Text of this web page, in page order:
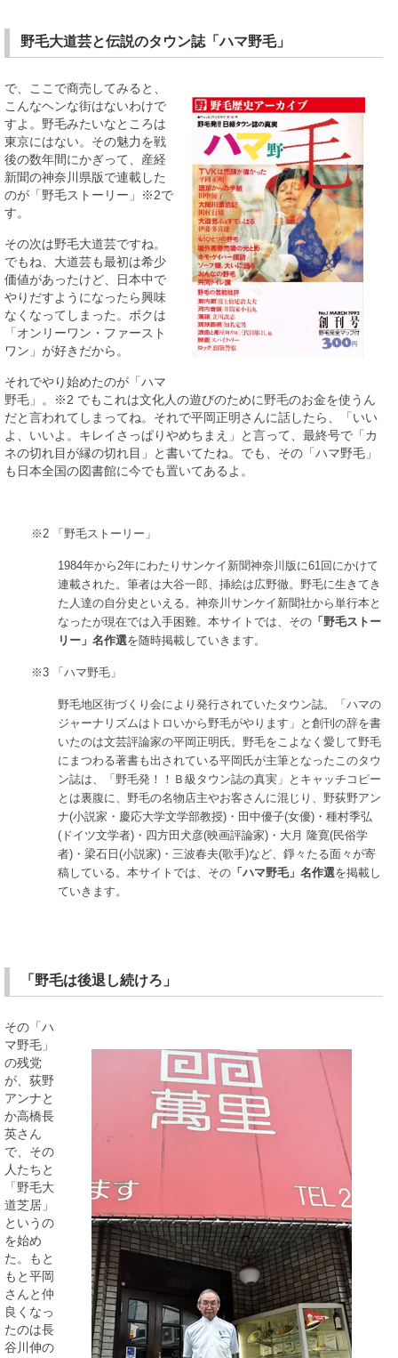
野毛大道芸と伝説のタウン誌「ハマ野毛」
で、ここで商売してみると、
こんなヘンな街はないわけで
すよ。野毛みたいなところは
東京にはない。その魅力を戦
後の数年間にかぎって、産経
新聞の神奈川県版で連載した
のが「野毛ストーリー」※2で
す。
その次は野毛大道芸ですね。
でもね、大道芸も最初は希少
価値があったけど、日本中で
やりだすようになったら興味
なくなってしまった。ボクは
「オンリーワン・ファースト
ワン」が好きだから。
それでやり始めたのが「ハマ
野毛」。※2 でもこれは文化人の遊びのために野毛のお金を使うん
だと言われてしまってね。それで平岡正明さんに話したら、「いい
よ、いいよ。キレイさっぱりやめちまえ」と言って、最終号で「カ
ネの切れ目が縁の切れ目」と書いてたね。でも、その「ハマ野毛」
も日本全国の図書館に今でも置いてあるよ。
※2 「野毛ストーリー」
1984年から2年にわたりサンケイ新聞神奈川版に61回にかけて
連載された。筆者は大谷一郎、挿絵は広野徹。野毛に生きてき
た人達の自分史といえる。神奈川サンケイ新聞社から単行本と
なったが現在では入手困難。本サイトでは、その 「野毛ストー
リー」名作選を随時掲載していきます。
※3 「ハマ野毛」
野毛地区街づくり会により発行されていたタウン誌。「ハマの
ジャーナリズムはトロいから野毛がやります」と創刊の辞を書
いたのは文芸評論家の平岡正明氏。野毛をこよなく愛して野毛
にまつわる著書も出されている平岡氏が主筆となったこのタウ
ン誌は、「野毛発！！Ｂ級タウン誌の真実」とキャッチコピー
とは裏腹に、野毛の名物店主やお客さんに混じり、野荻野アン
ナ(小説家・慶応大学文学部教授)・田中優子(女優)・種村季弘
(ドイツ文学者)・四方田犬彦(映画評論家)・大月 隆寛(民俗学
者)・梁石日(小説家)・三波春夫(歌手)など、錚々たる面々が寄
稿している。本サイトでは、その 「ハマ野毛」名作選を掲載し
ていきます。
「野毛は後退し続けろ」
その「ハ
マ野毛」
の残党
が、荻野
アンナと
か高橋長
英さん
で、その
人たちと
「野毛大
道芝居」
というの
を始め
た。もと
もと平岡
さんと仲
良くなっ
たのは長
谷川伸の